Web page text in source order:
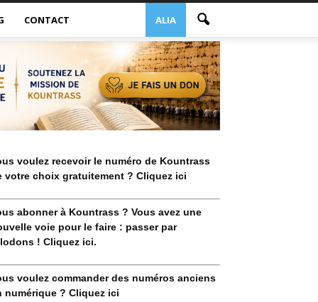
ALIA
CONTACT
voulez recevoir le numéro de Kountrass
votre choix gratuitement ? Cliquez ici
abonner à Kountrass ? Vous avez une
voie pour le faire : passer par
! Cliquez ici.
voulez commander des numéros anciens
numérique ? Cliquez ici